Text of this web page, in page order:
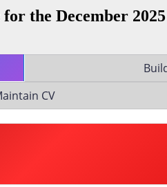
the December
CV